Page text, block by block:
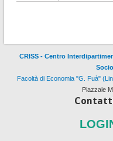
CRISS - Centro
Facoltà di Economia "G. Fuà"
Piazzale